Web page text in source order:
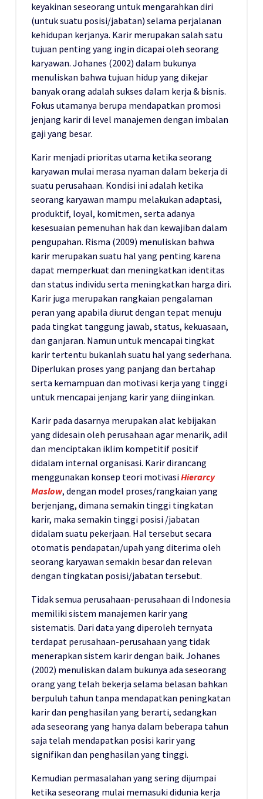
keyakinan seseorang untuk mengarahkan diri
(untuk suatu posisi/jabatan) selama perjalanan
kehidupan kerjanya. Karir merupakan salah satu
tujuan penting yang ingin dicapai oleh seorang
karyawan. Johanes (2002) dalam bukunya
menuliskan bahwa tujuan hidup yang dikejar
banyak orang adalah sukses dalam kerja & bisnis.
Fokus utamanya berupa mendapatkan promosi
jenjang karir di level manajemen dengan imbalan
gaji yang besar.
Karir menjadi prioritas utama ketika seorang
karyawan mulai merasa nyaman dalam bekerja di
suatu perusahaan. Kondisi ini adalah ketika
seorang karyawan mampu melakukan adaptasi,
produktif, loyal, komitmen, serta adanya
kesesuaian pemenuhan hak dan kewajiban dalam
pengupahan. Risma (2009) menuliskan bahwa
karir merupakan suatu hal yang penting karena
dapat memperkuat dan meningkatkan identitas
dan status individu serta meningkatkan harga diri.
Karir juga merupakan rangkaian pengalaman
peran yang apabila diurut dengan tepat menuju
pada tingkat tanggung jawab, status, kekuasaan,
dan ganjaran. Namun untuk mencapai tingkat
karir tertentu bukanlah suatu hal yang sederhana.
Diperlukan proses yang panjang dan bertahap
serta kemampuan dan motivasi kerja yang tinggi
untuk mencapai jenjang karir yang diinginkan.
Karir pada dasarnya merupakan alat kebijakan
yang didesain oleh perusahaan agar menarik, adil
dan menciptakan iklim kompetitif positif
didalam internal organisasi. Karir dirancang
menggunakan konsep teori motivasiHierarcy
Maslow, dengan model proses/rangkaian yang
berjenjang, dimana semakin tinggi tingkatan
karir, maka semakin tinggi posisi /jabatan
didalam suatu pekerjaan. Hal tersebut secara
otomatis pendapatan/upah yang diterima oleh
seorang karyawan semakin besar dan relevan
dengan tingkatan posisi/jabatan tersebut.
Tidak semua perusahaan-perusahaan di Indonesia
memiliki sistem manajemen karir yang
sistematis. Dari data yang diperoleh ternyata
terdapat perusahaan-perusahaan yang tidak
menerapkan sistem karir dengan baik. Johanes
(2002) menuliskan dalam bukunya ada seseorang
orang yang telah bekerja selama belasan bahkan
berpuluh tahun tanpa mendapatkan peningkatan
karir dan penghasilan yang berarti, sedangkan
ada seseorang yang hanya dalam beberapa tahun
saja telah mendapatkan posisi karir yang
signifikan dan penghasilan yang tinggi.
Kemudian permasalahan yang sering dijumpai
ketika seseorang mulai memasuki didunia kerja